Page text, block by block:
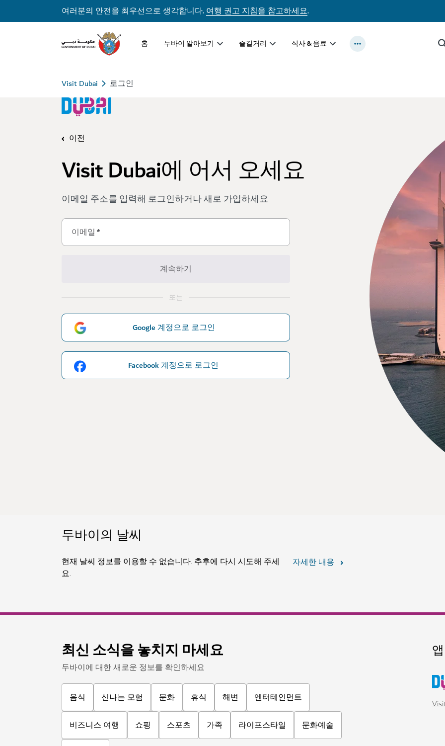
여러분의 안전을 최우선으로 생각합니다.여행 권고 지침을 참고하세요.
홈 두바이 알아보기 즐길거리 식사 & 음료
Visit Dubai 로그인
이전
Visit Dubai에 어서 오세요
이메일 주소를 입력해 로그인하거나 새로 가입하세요
이메일*
계속하기
또는
Google 계정으로 로그인
Facebook 계정으로 로그인
두바이의 날씨
현재 날씨 정보를 이용할 수 없습니다. 추후에 다시 시도해 주세
요.
자세한 내용
최신 소식을 놓치지 마세요
두바이에 대한 새로운 정보를 확인하세요
음식 신나는 모험 문화 휴식 해변 엔터테인먼트
비즈니스 여행 쇼핑 스포츠 가족 라이프스타일 문화예술